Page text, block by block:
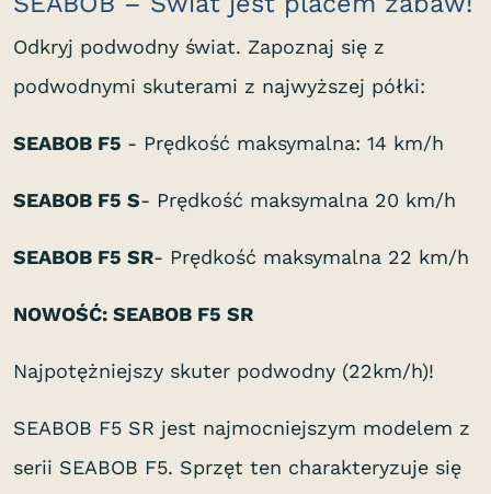
Odkryj podwodny świat. Zapoznaj się z
podwodnymi skuterami z najwyższej półki:
SEABOB F5 - Prędkość maksymalna: 14 km/h
SEABOB F5 S- Prędkość maksymalna 20 km/h
SEABOB F5 SR- Prędkość maksymalna 22 km/h
NOWOŚĆ: SEABOB F5 SR
Najpotężniejszy skuter podwodny (22km/h)!
SEABOB F5 SR jest najmocniejszym modelem z
serii SEABOB F5. Sprzęt ten charakteryzuje się